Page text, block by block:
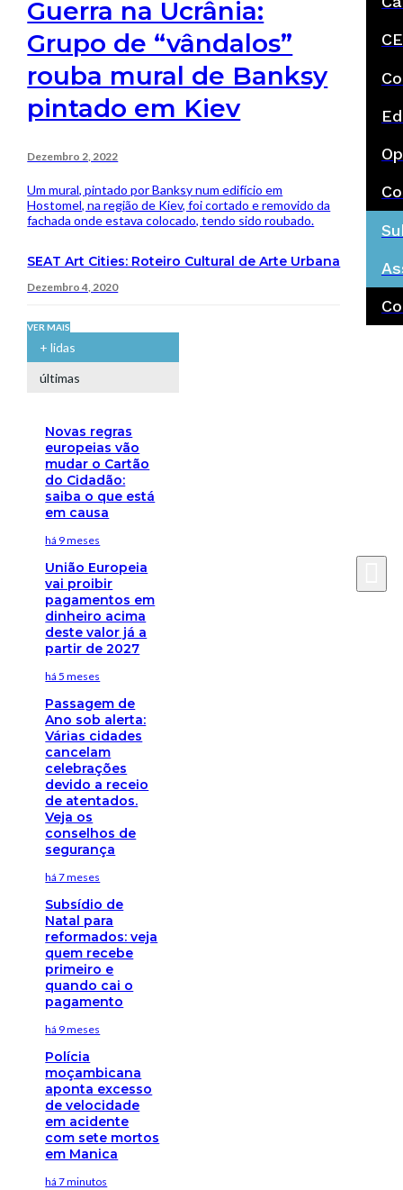
Guerra na Ucrânia:
Grupo de “vândalos”
rouba mural de Banksy
pintado em Kiev
Dezembro 2, 2022
Um mural, pintado por Banksy num edifício em
Hostomel, na região de Kiev, foi cortado e removido da
fachada onde estava colocado, tendo sido roubado.
SEAT Art Cities: Roteiro Cultural de Arte Urbana
Dezembro 4, 2020
VER MAIS
+ lidas
últimas
Novas regras
europeias vão
mudar o Cartão
do Cidadão:
saiba o que está
em causa
há 9 meses
União Europeia
vai proibir
pagamentos em
dinheiro acima
deste valor já a
partir de 2027
há 5 meses
Passagem de
Ano sob alerta:
Várias cidades
cancelam
celebrações
devido a receio
de atentados.
Veja os
conselhos de
segurança
há 7 meses
Subsídio de
Natal para
reformados: veja
quem recebe
primeiro e
quando cai o
pagamento
há 9 meses
Polícia
moçambicana
aponta excesso
de velocidade
em acidente
com sete mortos
em Manica
há 7 minutos